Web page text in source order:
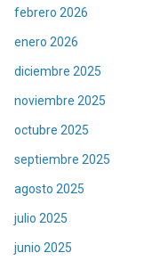
febrero 2026
enero 2026
diciembre 2025
noviembre 2025
octubre 2025
septiembre 2025
agosto 2025
julio 2025
junio 2025